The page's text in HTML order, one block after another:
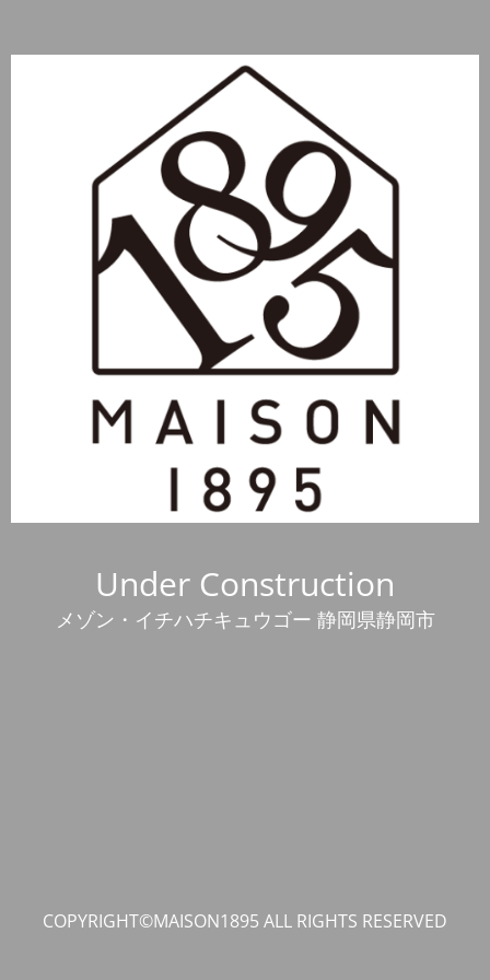
Under Construction
メゾン・イチハチキュウゴー 静岡県静岡市
COPYRIGHT©MAISON1895 ALL RIGHTS RESERVED